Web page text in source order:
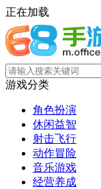
正在加载
游戏分类
角色扮演
休闲益智
射击飞行
动作冒险
音乐游戏
经营养成